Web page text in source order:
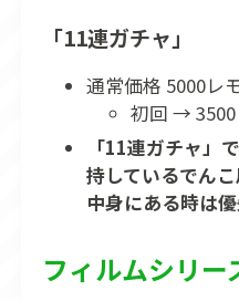
「11連ガチャ」
通常価格 5000レ
初回 → 3500
「11連ガチャ」
持しているでん
中身にある時は
フィルムシリー